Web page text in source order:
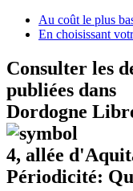
Au coût le plus
En choisissant
Consulter les
publiées dans
Dordogne
4, allée
Périodicité: